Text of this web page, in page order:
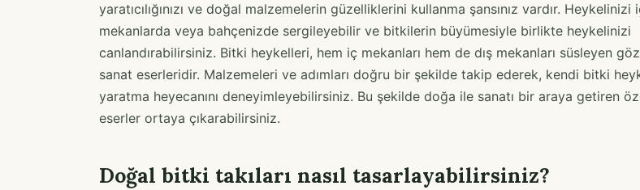
yaratıcılığınızı ve doğal malzemelerin güzelliklerini kullanma şansınız vardır. Heykelinizi
mekanlarda veya bahçenizde sergileyebilir ve bitkilerin büyümesiyle birlikte heykelinizi
canlandırabilirsiniz. Bitki heykelleri, hem iç mekanları hem de dış mekanları süsleyen göz
sanat eserleridir. Malzemeleri ve adımları doğru bir şekilde takip ederek, kendi bitki
yaratma heyecanını deneyimleyebilirsiniz. Bu şekilde doğa ile sanatı bir araya getiren
eserler ortaya çıkarabilirsiniz.
Doğal bitki takıları nasıl tasarlayabilirsiniz?